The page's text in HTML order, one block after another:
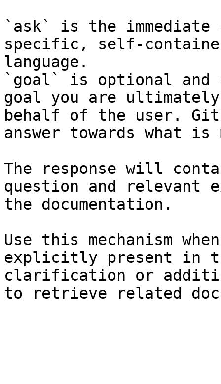
`ask` is the
specific, self-
language.
`goal` is optional and
goal you are
behalf of the user.
answer towards what
The response will
question and relevant
the documentation.
Use this mechanism
explicitly present in
clarification or